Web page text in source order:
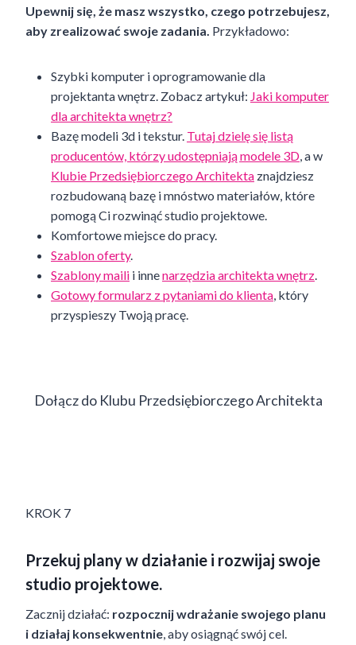
Upewnij się, że masz wszystko, czego potrzebujesz,
aby zrealizować swoje zadania. Przykładowo:
Szybki komputer i oprogramowanie dla
projektanta wnętrz. Zobacz artykuł: Jaki komputer
dla architekta wnętrz?
Bazę modeli 3d i tekstur. Tutaj dzielę się listą
producentów, którzy udostępniają modele 3D, a w
Klubie Przedsiębiorczego Architekta znajdziesz
rozbudowaną bazę i mnóstwo materiałów, które
pomogą Ci rozwinąć studio projektowe.
Komfortowe miejsce do pracy.
Szablon oferty.
Szablony maili i innenarzędzia architekta wnętrz.
Gotowy formularz z pytaniami do klienta, który
przyspieszy Twoją pracę.
Dołącz do Klubu Przedsiębiorczego Architekta
KROK 7
Przekuj plany w działanie i rozwijaj swoje
studio projektowe.
Zacznij działać: rozpocznij wdrażanie swojego planu
i działaj konsekwentnie, aby osiągnąć swój cel.